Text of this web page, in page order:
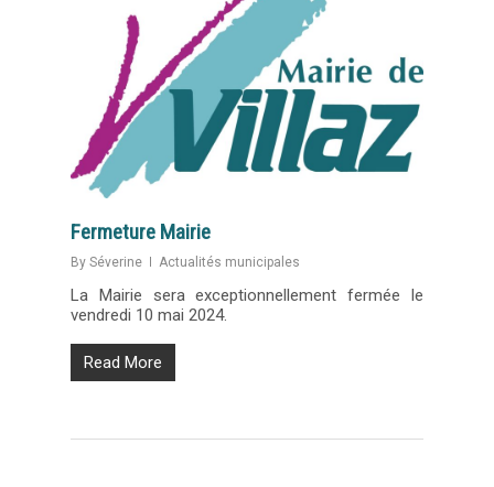
Fermeture Mairie
By Séverine Actualités municipales
La Mairie sera exceptionnellement fermée le
vendredi 10 mai 2024.
Read More